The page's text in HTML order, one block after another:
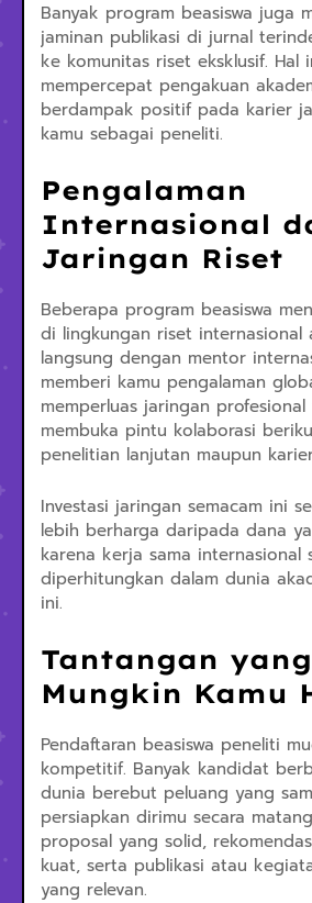
Banyak program beasiswa juga
jaminan publikasi di jurnal
ke komunitas riset eksklusif. Hal
mempercepat pengakuan
berdampak positif pada karier
kamu sebagai peneliti.
Pengalaman
Internasional
Jaringan Riset
Beberapa program beasiswa
di lingkungan riset internasional
langsung dengan mentor
memberi kamu pengalaman
memperluas jaringan
membuka pintu kolaborasi
penelitian lanjutan maupun
Investasi jaringan semacam ini
lebih berharga daripada dana
karena kerja sama internasional
diperhitungkan dalam dunia
ini.
Tantangan yang
Mungkin Kamu
Pendaftaran beasiswa peneliti
kompetitif. Banyak kandidat
dunia berebut peluang yang
persiapkan dirimu secara
proposal yang solid,
kuat, serta publikasi atau
yang relevan.